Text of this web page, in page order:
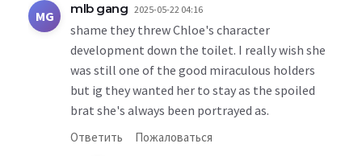
MG mlb gang 2025-05-22 04:16
shame they threw Chloe's character
development down the toilet. I really wish she
was still one of the good miraculous holders
but ig they wanted her to stay as the spoiled
brat she's always been portrayed as.
Ответить Пожаловаться